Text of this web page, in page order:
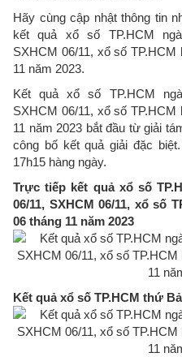
Hãy cùng cập nhật thông tin
kết quả xổ số TP.HCM
SXHCM 06/11, xổ số
11 năm 2023.
Kết quả xổ số TP.HCM
SXHCM 06/11, xổ số
11 năm 2023 bắt đầu từ giải
công bố kết quả giải đặc
17h15 hàng ngày.
Trực tiếp kết quả xổ số
06/11, SXHCM 06/11, xổ số
06 tháng 11 năm 2023
Kết quả xổ số TP.HCM thứ